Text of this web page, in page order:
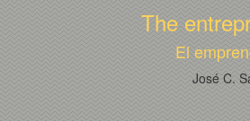
The
El
José C.